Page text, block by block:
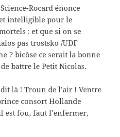
Rocard énonce
intelligible pour le
: et que si on se
pas trostsko /UDF
? bicôse ce serait la bonne
battre le Petit Nicolas.
là ! Troun de l’air ! Ventre
consort Hollande
est fou, faut l’enfermer,